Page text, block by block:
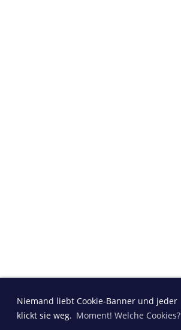
Niemand liebt Cookie-Banner und jeder
klickt sie weg. Moment! Welche Cookies?